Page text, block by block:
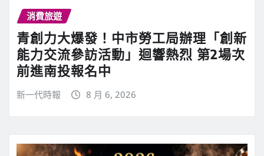
消費旅遊
青創力大爆發！中市勞工局辦理「創新
能力交流參訪活動」迴響熱烈 第2場次
前進南投報名中
新一代時報 8 月 6, 2026